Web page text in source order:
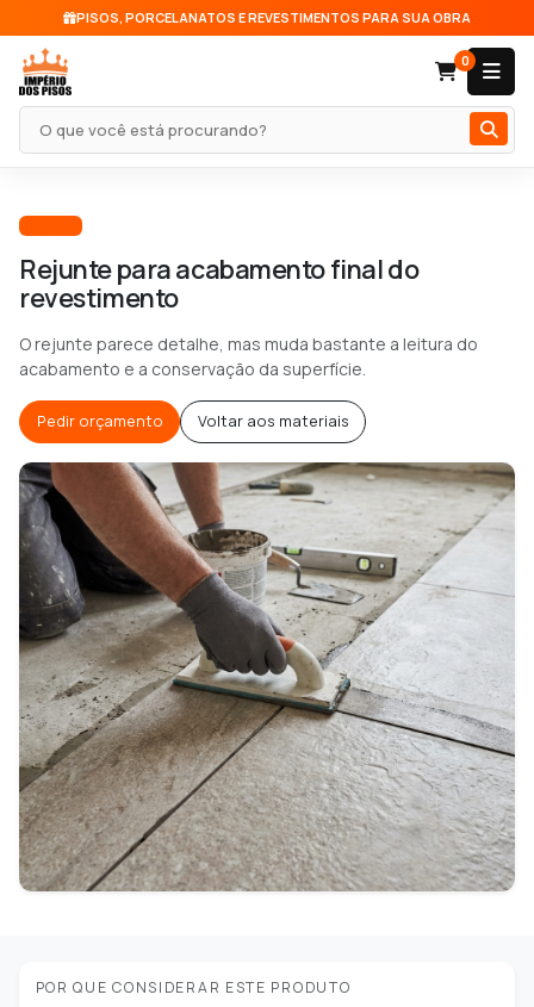
PISOS, PORCELANATOS E REVESTIMENTOS PARA SUA OBRA
Pesquisar produto
0
Rejunte para acabamento final do
revestimento
O rejunte parece detalhe, mas muda bastante a leitura do
acabamento e a conservação da superfície.
Pedir orçamento Voltar aos materiais
POR QUE CONSIDERAR ESTE PRODUTO